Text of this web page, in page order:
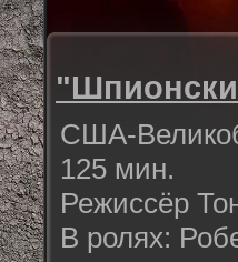
США-
125 мин.
Режиссёр
В ролях: